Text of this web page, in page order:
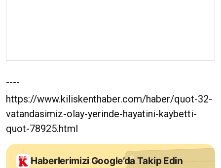
----
https://www.kiliskenthaber.com/haber/quot-32-
vatandasimiz-olay-yerinde-hayatini-kaybetti-
quot-78925.html
Haberlerimizi Google’da Takip Edin